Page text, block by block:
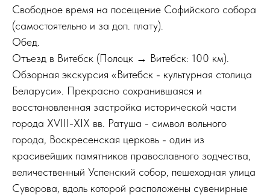
Свободное время на посещение Софийского собора
(самостоятельно и за доп. плату).
Обед.
Отъезд в Витебск (Полоцк → Витебск: 100 км).
Обзорная экскурсия «Витебск - культурная столица
Беларуси». Прекрасно сохранившаяся и
восстановленная застройка исторической части
города XVIII-XIX вв. Ратуша - символ вольного
города, Воскресенская церковь - один из
красивейших памятников православного зодчества,
величественный Успенский собор, пешеходная улица
Суворова, вдоль которой расположены сувенирные